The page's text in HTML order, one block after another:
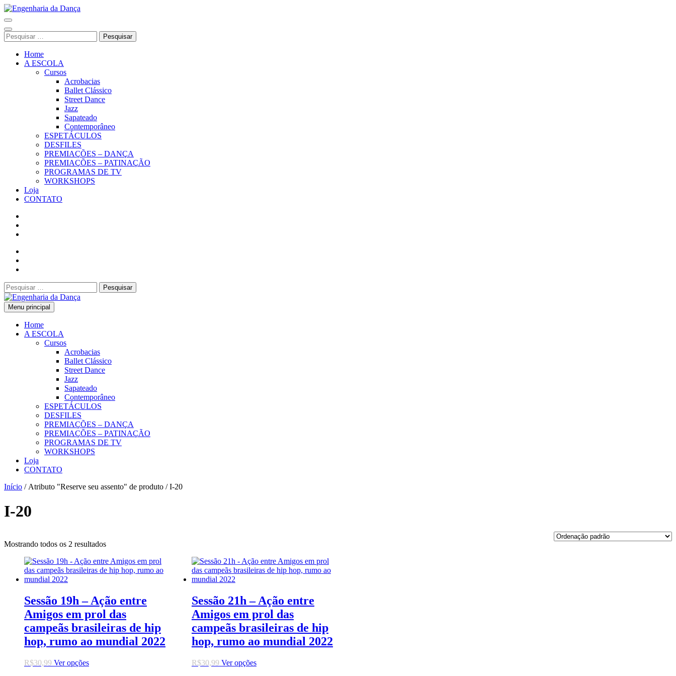
Pular
para
o
conteúdo
(Pressione
Enter)
Pesquisar
por:
Home
A ESCOLA
Cursos
Acrobacias
Ballet Clássico
Street Dance
Jazz
Sapateado
Contemporâneo
ESPETÁCULOS
DESFILES
PREMIAÇÕES – DANÇA
PREMIAÇÕES – PATINAÇÃO
PROGRAMAS DE TV
WORKSHOPS
Loja
CONTATO
Pesquisar
por:
Engenharia da Dança
Menu principal
Home
A ESCOLA
Cursos
Acrobacias
Ballet Clássico
Street Dance
Jazz
Sapateado
Contemporâneo
ESPETÁCULOS
DESFILES
PREMIAÇÕES – DANÇA
PREMIAÇÕES – PATINAÇÃO
PROGRAMAS DE TV
WORKSHOPS
Loja
CONTATO
Início / Atributo "Reserve seu assento" de produto / I-20
I-20
Mostrando todos os 2 resultados
Sessão 19h – Ação entre
Amigos em prol das
campeãs brasileiras de hip
hop, rumo ao mundial 2022
R$30,99 Ver opçõesEste
Sessão 21h – Ação entre
Amigos em prol das
campeãs brasileiras de hip
hop, rumo ao mundial 2022
R$30,99 Ver opçõesEste